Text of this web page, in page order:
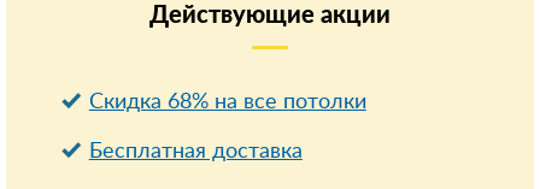
Действующие акции
Скидка 68% на все потолки
Бесплатная доставка